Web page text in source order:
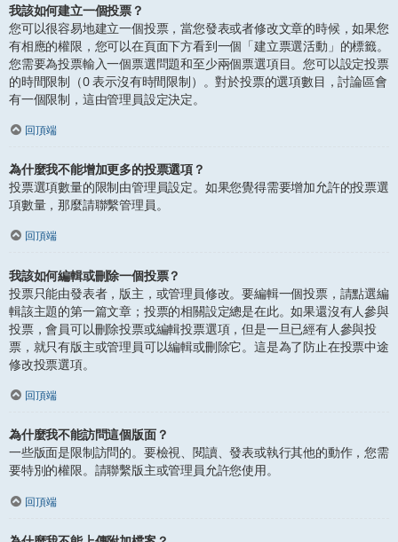
我該如何建立一個投票？
您可以很容易地建立一個投票，當您發表或者修改文章的時候，如果您
有相應的權限，您可以在頁面下方看到一個「建立票選活動」的標籤。
您需要為投票輸入一個票選問題和至少兩個票選項目。您可以設定投票
的時間限制（0 表示沒有時間限制）。對於投票的選項數目，討論區會
有一個限制，這由管理員設定決定。
回頂端
為什麼我不能增加更多的投票選項？
投票選項數量的限制由管理員設定。如果您覺得需要增加允許的投票選
項數量，那麼請聯繫管理員。
回頂端
我該如何編輯或刪除一個投票？
投票只能由發表者，版主，或管理員修改。要編輯一個投票，請點選編
輯該主題的第一篇文章；投票的相關設定總是在此。如果還沒有人參與
投票，會員可以刪除投票或編輯投票選項，但是一旦已經有人參與投
票，就只有版主或管理員可以編輯或刪除它。這是為了防止在投票中途
修改投票選項。
回頂端
為什麼我不能訪問這個版面？
一些版面是限制訪問的。要檢視、閱讀、發表或執行其他的動作，您需
要特別的權限。請聯繫版主或管理員允許您使用。
回頂端